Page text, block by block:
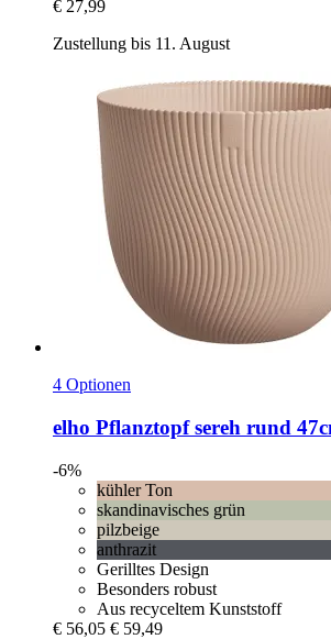
€ 27,99
Zustellung bis 11. August
4 Optionen
elho Pflanztopf sereh rund
-6%
kühler Ton
skandinavisches grün
pilzbeige
anthrazit
Gerilltes Design
Besonders robust
Aus recyceltem Kunststoff
€ 56,05 € 59,49